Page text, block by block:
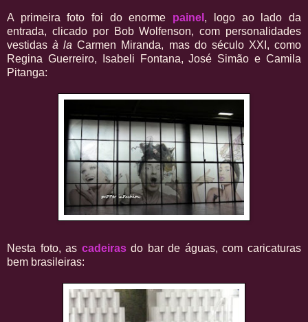
A primeira foto foi do enorme painel , logo ao lado da
entrada, clicado por Bob Wolfenson, com personalidades
vestidasà la Carmen Miranda, mas do século XXI, como
Regina Guerreiro, Isabeli Fontana, José Simão e Camila
Pitanga:
Nesta foto, as cadeirasdo bar de águas, com caricaturas
bem brasileiras: